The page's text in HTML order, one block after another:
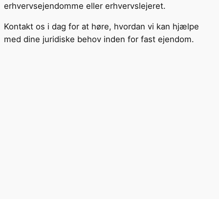
erhvervsejendomme eller erhvervslejeret.
Kontakt os i dag for at høre, hvordan vi kan hjælpe
med dine juridiske behov inden for fast ejendom.